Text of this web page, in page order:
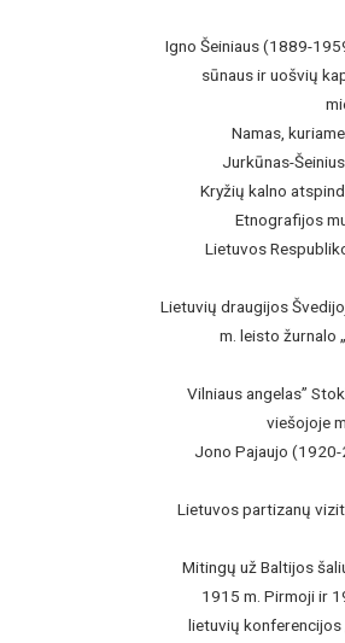
Igno Šeiniaus (1889-
sūnaus ir uošvių
Namas,
Jurkūnas-
Kryžių kalno
Etnografijos
Lietuvos
Lietuvių draugijos
m. leisto žurnalo
Vilniaus angelas”
viešojoje
Jono Pajaujo
Lietuvos partizanų
Mitingų už Baltijos
1915 m. Pirmoji ir
lietuvių konferencijos